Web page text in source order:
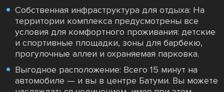
Собственная инфраструктура для отдыха: На
территории комплекса предусмотрены все
условия для комфортного проживания: детские
и спортивные площадки, зоны для барбекю,
прогулочные аллеи и охраняемая парковка.
Выгодное расположение: Всего 15 минут на
автомобиле — и вы в центре Батуми. Вы можете